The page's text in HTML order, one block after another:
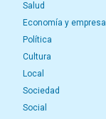
Salud
Economía y empresa
Política
Cultura
Local
Sociedad
Social